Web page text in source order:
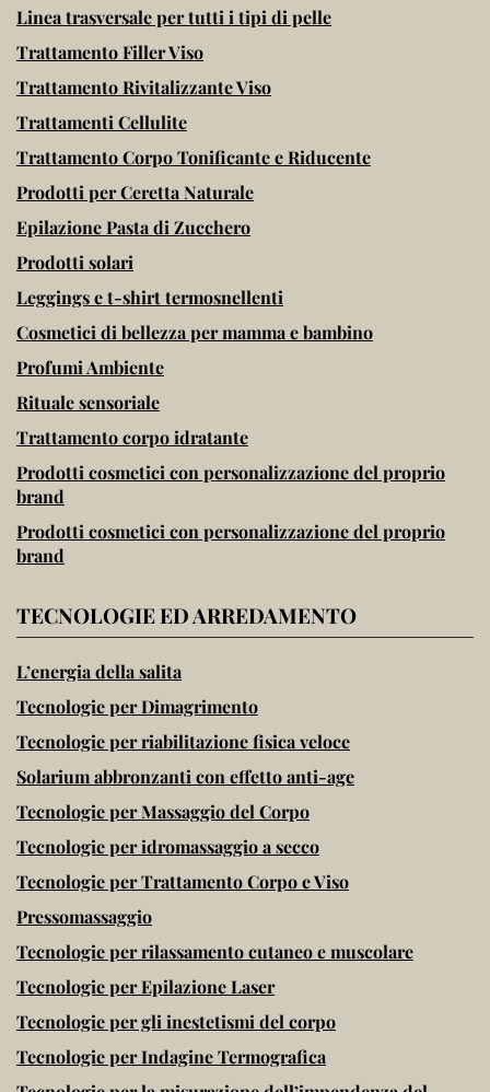
Linea trasversale per tutti i tipi di pelle
Trattamento Filler Viso
Trattamento Rivitalizzante Viso
Trattamenti Cellulite
Trattamento Corpo Tonificante e Riducente
Prodotti per Ceretta Naturale
Epilazione Pasta di Zucchero
Prodotti solari
Leggings e t-shirt termosnellenti
Cosmetici di bellezza per mamma e bambino
Profumi Ambiente
Rituale sensoriale
Trattamento corpo idratante
Prodotti cosmetici con personalizzazione del proprio
brand
Prodotti cosmetici con personalizzazione del proprio
brand
TECNOLOGIE ED ARREDAMENTO
L’energia della salita
Tecnologie per Dimagrimento
Tecnologie per riabilitazione fisica veloce
Solarium abbronzanti con effetto anti-age
Tecnologie per Massaggio del Corpo
Tecnologie per idromassaggio a secco
Tecnologie per Trattamento Corpo e Viso
Pressomassaggio
Tecnologie per rilassamento cutaneo e muscolare
Tecnologie per Epilazione Laser
Tecnologie per gli inestetismi del corpo
Tecnologie per Indagine Termografica